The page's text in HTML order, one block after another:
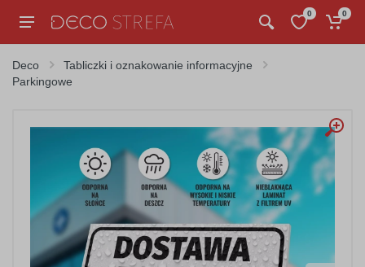
0 0
Deco
Tabliczki i oznakowanie informacyjne
Parkingowe